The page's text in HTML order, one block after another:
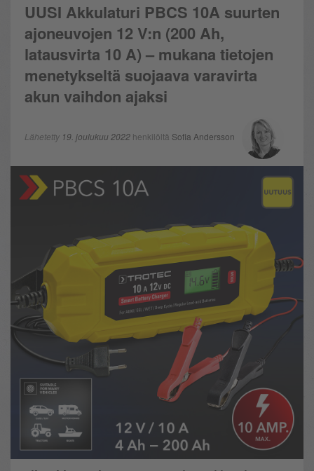
UUSI Akkulaturi PBCS 10A suurten
ajoneuvojen 12 V:n (200 Ah,
latausvirta 10 A) – mukana tietojen
menetykseltä suojaava varavirta
akun vaihdon ajaksi
Lähetetty 19. joulukuu 2022 henkilöltä Sofia Andersson